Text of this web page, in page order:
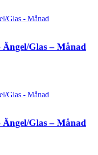
Glas – Månad
Glas – Månad